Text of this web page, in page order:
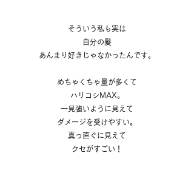
そういう私も実は
自分の髪
あんまり好きじゃなかったんです。
めちゃくちゃ量が多くて
ハリコシMAX。
一見強いように見えて
ダメージを受けやすい。
真っ直ぐに見えて
クセがすごい！